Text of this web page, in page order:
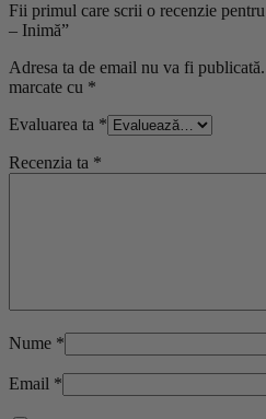
Fii primul care scrii o recenzie
– Inimă”
Adresa ta de email nu va fi publicată.
marcate cu *
Evaluarea ta *
Recenzia ta *
Nume *
Email *